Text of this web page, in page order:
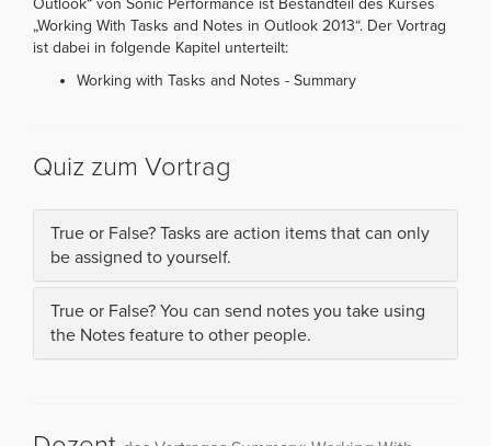
„Working With Tasks and Notes in Outlook 2013“. Der Vortrag
ist dabei in folgende Kapitel unterteilt:
Working with Tasks and Notes - Summary
Quiz zum Vortrag
True or False? Tasks are action items that can only
be assigned to yourself.
True or False? You can send notes you take using
the Notes feature to other people.